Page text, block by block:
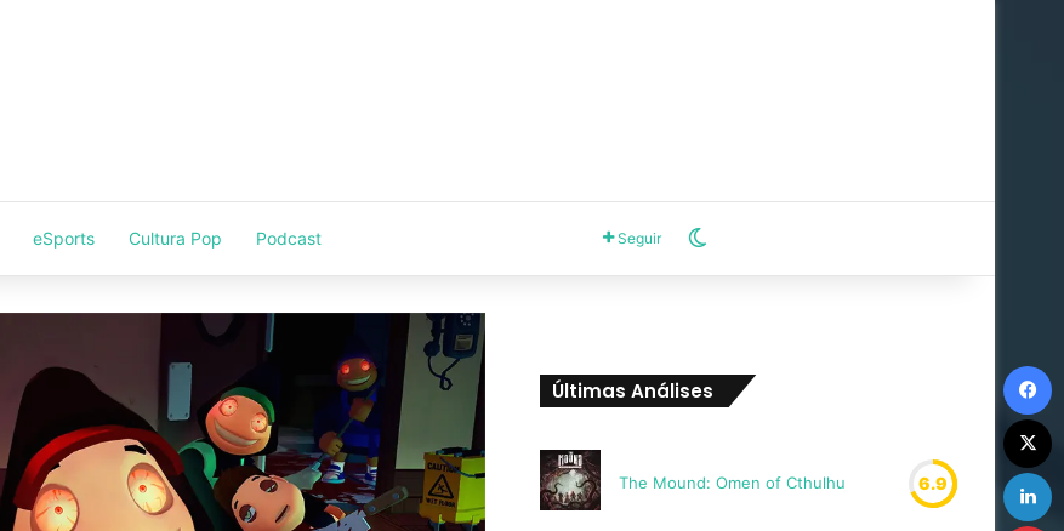
eSports Cultura Pop Podcast Seguir
Últimas Análises
The Mound: Omen of Cthulhu 6.9